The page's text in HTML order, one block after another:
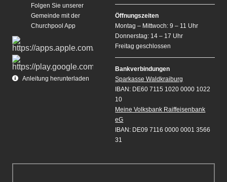
Folgen Sie unserer
Gemeinde mit der
Churchpool App
Anleitung herunterladen
Öffnungszeiten
Montag – Mittwoch: 9 – 11 Uhr
Donnerstag: 14 – 17 Uhr
Freitag geschlossen
Bankverbindungen
Sparkasse Waldkraiburg
IBAN: DE60 7115 1020 0000 1022
10
Meine Volksbank Raiffeisenbank
eG
IBAN: DE09 7116 0000 0001 3566
31